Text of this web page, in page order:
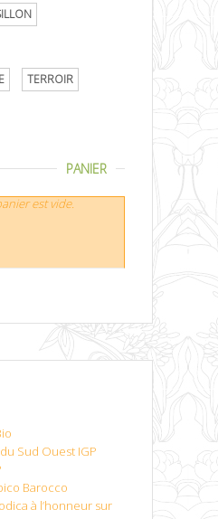
TERROIR
PANIER
est vide.
Sud Ouest IGP
Barocco
à l’honneur sur